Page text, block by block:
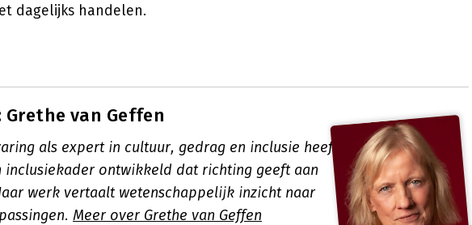
dagelijks handelen.
Grethe van Geffen
als expert in cultuur, gedrag en inclusie heeft
inclusiekader ontwikkeld dat richting geeft aan
werk vertaalt wetenschappelijk inzicht naar
Meer over Grethe van Geffen